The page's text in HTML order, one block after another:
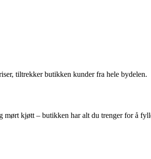
tiltrekker butikken kunder fra hele bydelen.
kjøtt – butikken har alt du trenger for å